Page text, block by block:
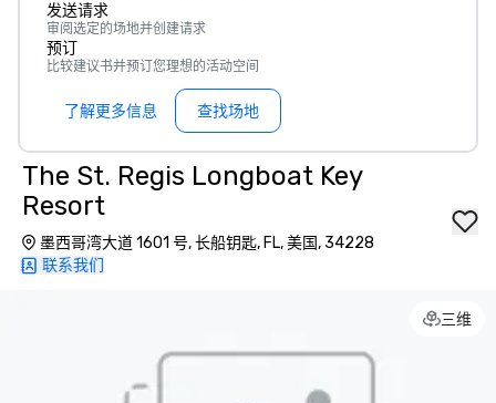
发送请求
审阅选定的场地并创建请求
预订
比较建议书并预订您理想的活动空间
了解更多信息 查找场地
The St. Regis Longboat Key
Resort
墨西哥湾大道 1601 号, 长船钥匙, FL, 美国, 34228
联系我们
三维